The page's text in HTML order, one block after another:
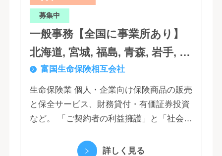
募集中
一般事務【全国に事業所あり】
北海道, 宮城, 福島, 青森, 岩手, 秋
田, 山形, 東京, 神奈川, 千葉, 埼
玉, 茨城, 栃木, 群馬, 新潟, 石川,
富山, 福井, 長野, 山梨, 愛知, 静
岡, 三重, 岐阜, 大阪, 京都, 兵庫,
滋賀, 奈良, 和歌山, 広島, 岡山, 山
富国生命保険相互会社
生命保険業 個人・企業向け保険商品の販売
と保全サービス、財務貸付・有価証券投資
など。 「ご契約者の利益擁護」と「社会へ
づく「お客さま基点」をスローガンに掲
詳しく見る